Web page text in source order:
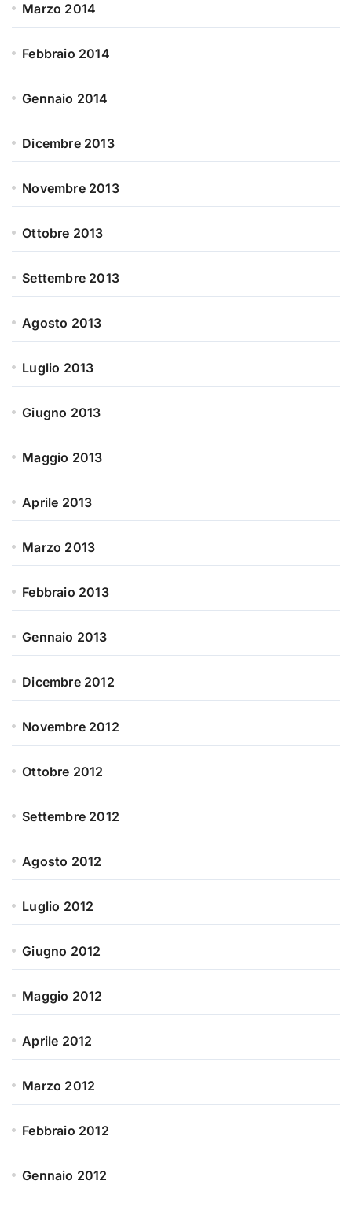
Marzo 2014
Febbraio 2014
Gennaio 2014
Dicembre 2013
Novembre 2013
Ottobre 2013
Settembre 2013
Agosto 2013
Luglio 2013
Giugno 2013
Maggio 2013
Aprile 2013
Marzo 2013
Febbraio 2013
Gennaio 2013
Dicembre 2012
Novembre 2012
Ottobre 2012
Settembre 2012
Agosto 2012
Luglio 2012
Giugno 2012
Maggio 2012
Aprile 2012
Marzo 2012
Febbraio 2012
Gennaio 2012